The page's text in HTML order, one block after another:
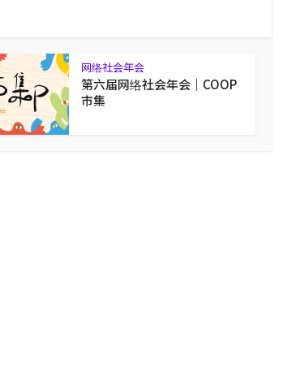
网络社会年会
第六届网络社会年会｜COOP
市集